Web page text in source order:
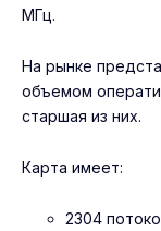
МГц.
На рынке
объемом
старшая из них.
Карта имеет:
2304